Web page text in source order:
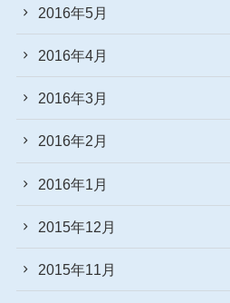
2016年5月
2016年4月
2016年3月
2016年2月
2016年1月
2015年12月
2015年11月